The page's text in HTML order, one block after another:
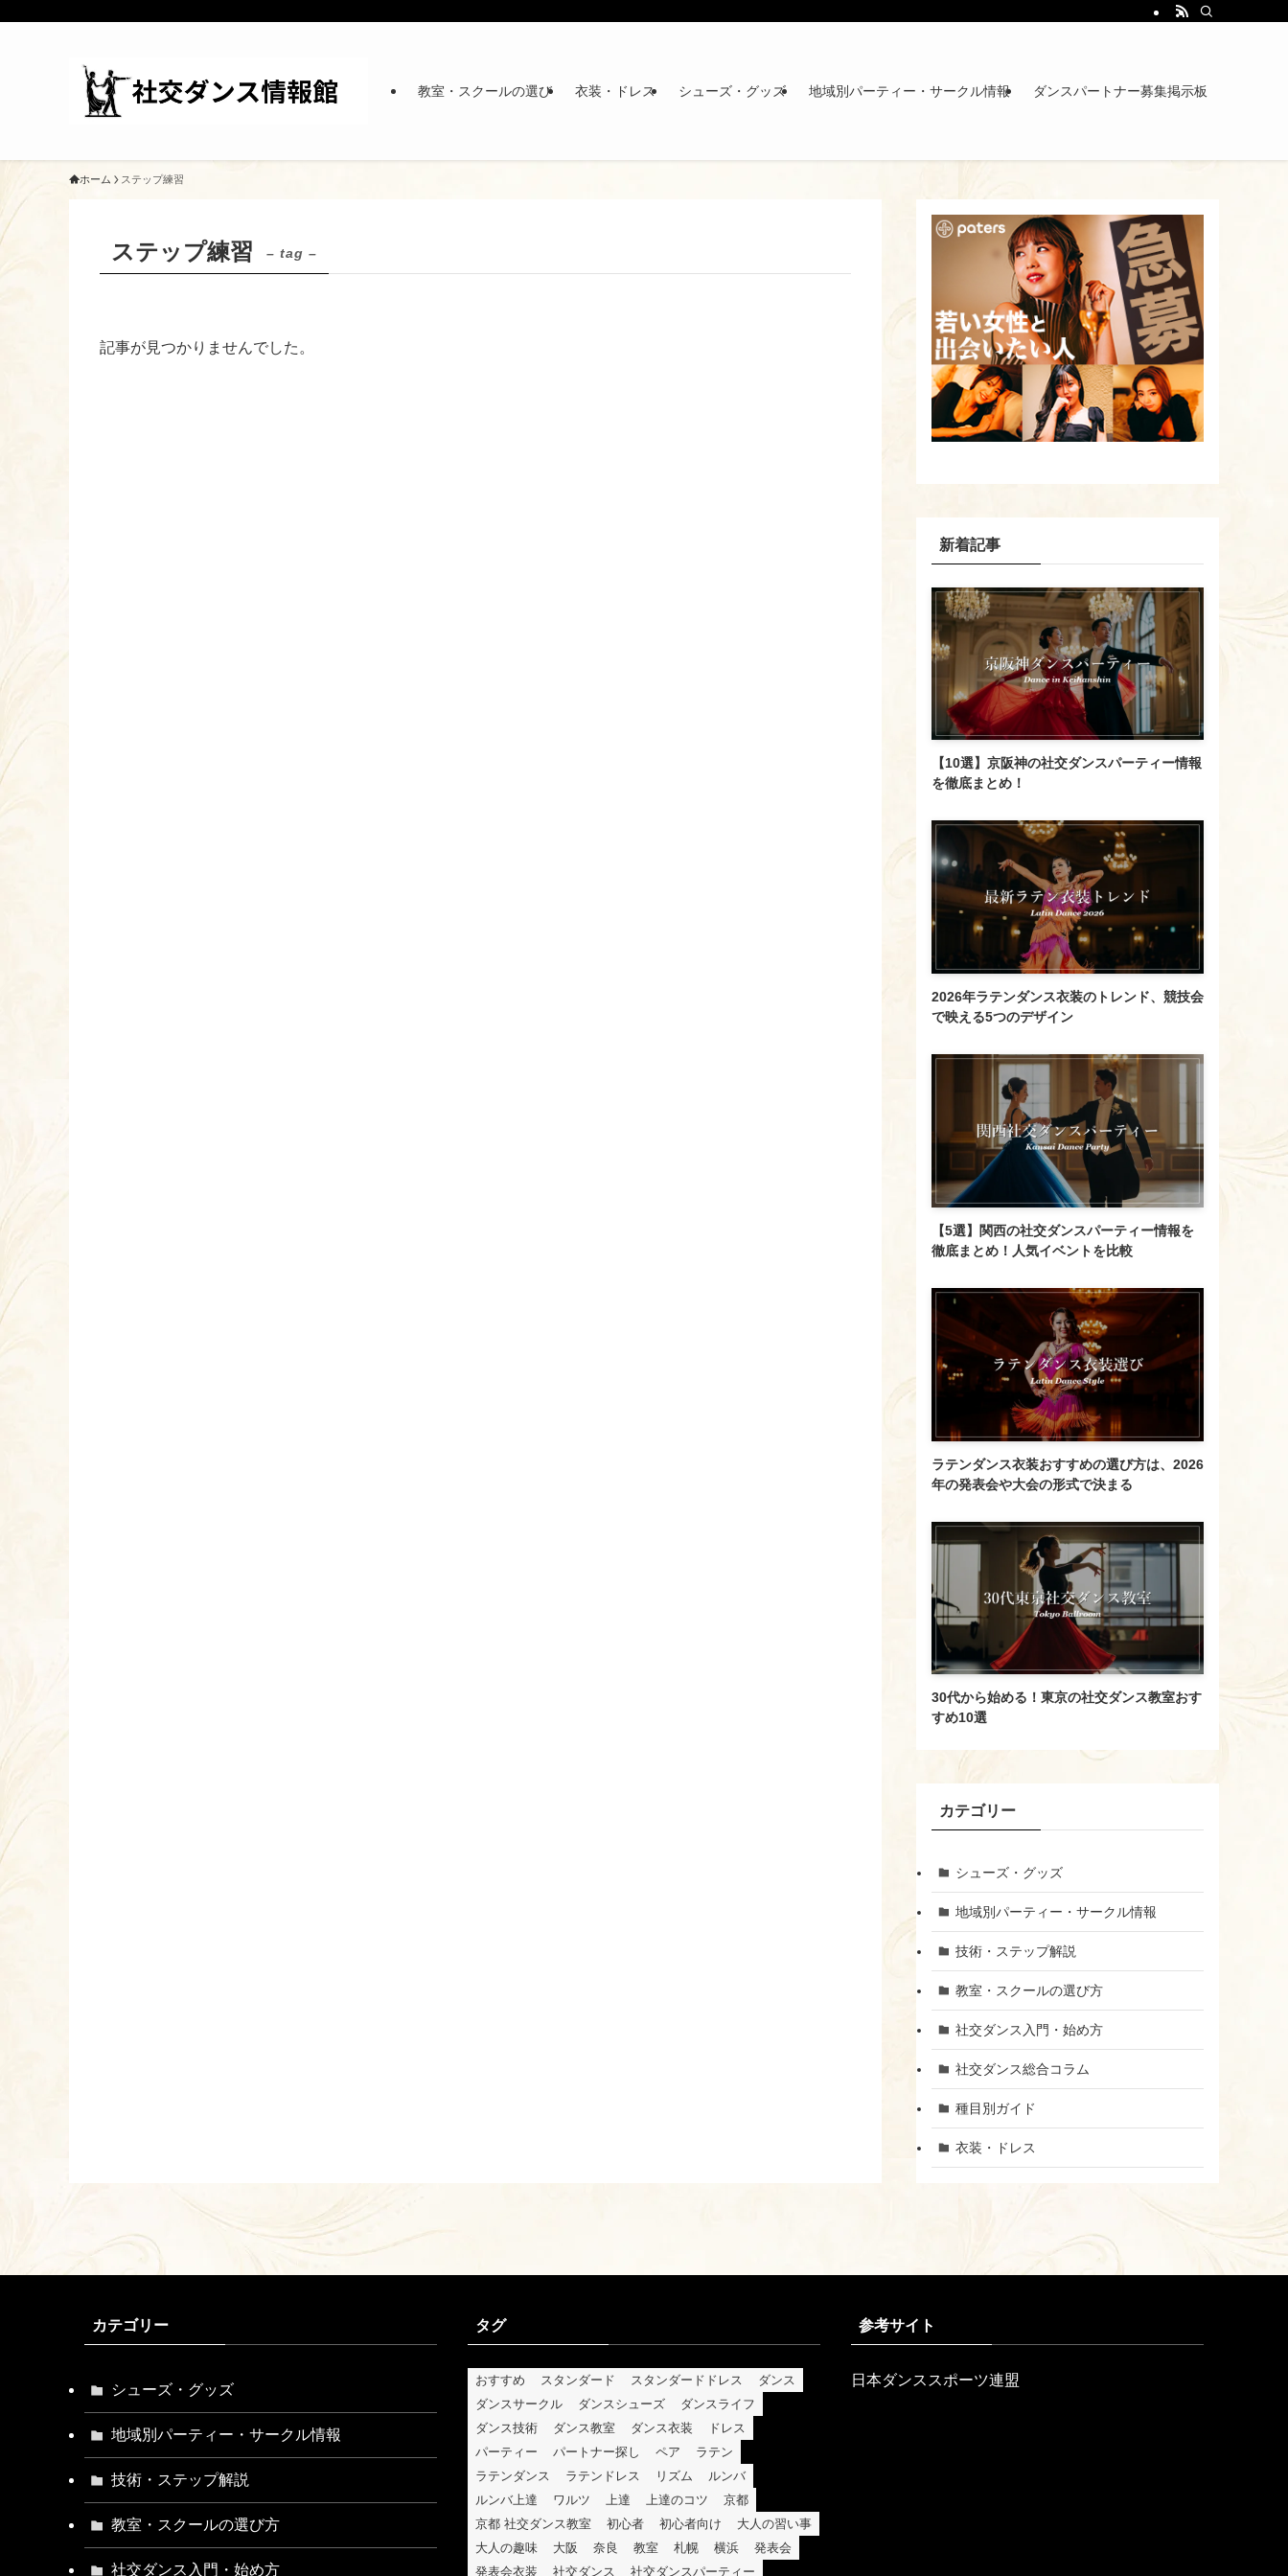
教室・スクールの選び 衣装・ドレス シューズ・グッズ 地域別パーティー・サークル情報 ダンスパートナー募集掲示板
ホーム ステップ練習
ステップ練習 – tag –
記事が見つかりませんでした。
新着記事
【10選】京阪神の社交ダンスパーティー情報
を徹底まとめ！
2026年ラテンダンス衣装のトレンド、競技会
で映える5つのデザイン
【5選】関西の社交ダンスパーティー情報を
徹底まとめ！人気イベントを比較
ラテンダンス衣装おすすめの選び方は、2026
年の発表会や大会の形式で決まる
30代から始める！東京の社交ダンス教室おす
すめ10選
カテゴリー
シューズ・グッズ
地域別パーティー・サークル情報
技術・ステップ解説
教室・スクールの選び方
社交ダンス入門・始め方
社交ダンス総合コラム
種目別ガイド
衣装・ドレス
カテゴリー
シューズ・グッズ
地域別パーティー・サークル情報
技術・ステップ解説
教室・スクールの選び方
社交ダンス入門・始め方
タグ
おすすめ スタンダード スタンダードドレス
ダンス
ダンスサークル
ダンスシューズ
ダンスライフ
ダンス技術
ダンス教室 ダンス衣装
ドレス
パーティー
パートナー探し ペア
ラテン
ラテンダンス
ラテンドレス リズム
ルンバ
ルンバ上達
ワルツ 上達 上達のコツ
京都
京都 社交ダンス教室
初心者 初心者向け
大人の習い事
大人の趣味
大阪 奈良 教室 札幌 横浜
発表会
発表会衣装
社交ダンス 社交ダンスパーティー
参考サイト
日本ダンススポーツ連盟